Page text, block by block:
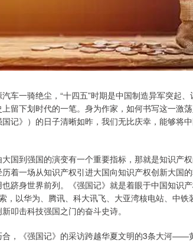
一骑绝尘，“十四五”时期是中国制造异军突起
上留下划时代的一笔。身为作家，如何书写这一
记》）的日子清晰如昨，我们无比庆幸，能够将
到强国的演变有一个重要指标，那就是知识产
着一场从知识产权引进大国向知识产权创新大国
跻身世界前列。《强国记》就是着眼于中国知识
，以华为、腾讯、科大讯飞、大亚湾核电站、中
叩击科技强国之门的奋斗史诗。
《强国记》的采访跨越华夏文明的3条大河——